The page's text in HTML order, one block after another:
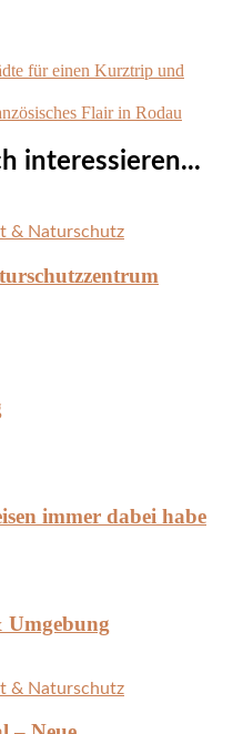
für einen Kurztrip und
Flair in Rodau
interessieren...
& Naturschutz
immer dabei habe
Umgebung
& Naturschutz